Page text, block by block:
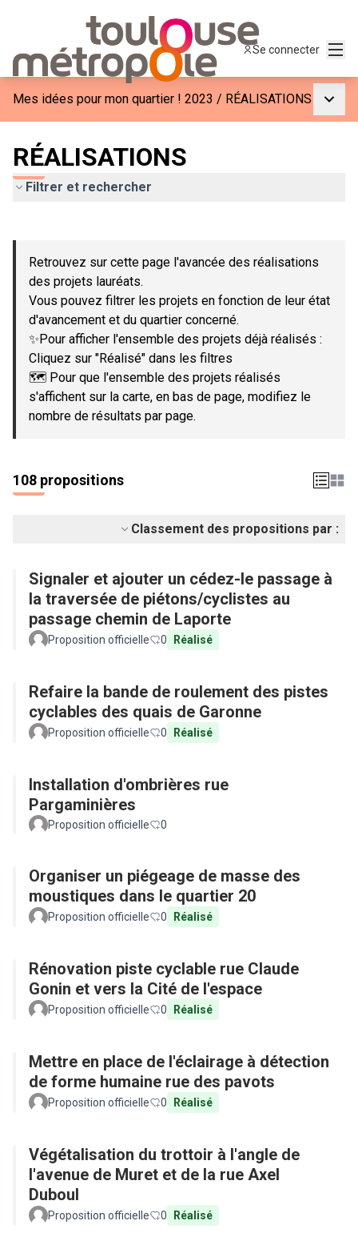
Se connecter
Mes idées pour mon quartier ! 2023 / RÉALISATIONS
RÉALISATIONS
Filtrer et rechercher
−
Retrouvez sur cette page l'avancée des réalisations
des projets lauréats.
Vous pouvez filtrer les projets en fonction de leur état
d'avancement et du quartier concerné.
✨Pour afficher l'ensemble des projets déjà réalisés :
Cliquez sur "Réalisé" dans les filtres
🗺️ Pour que l'ensemble des projets réalisés
s'affichent sur la carte, en bas de page, modifiez le
nombre de résultats par page.
108 propositions
Classement des propositions par :
Signaler et ajouter un cédez-le passage à
la traversée de piétons/cyclistes au
passage chemin de Laporte
Proposition officielle 0 Réalisé
Refaire la bande de roulement des pistes
cyclables des quais de Garonne
Proposition officielle 0 Réalisé
Installation d'ombrières rue
Pargaminières
Proposition officielle 0
Organiser un piégeage de masse des
moustiques dans le quartier 20
Proposition officielle 0 Réalisé
Rénovation piste cyclable rue Claude
Gonin et vers la Cité de l'espace
Proposition officielle 0 Réalisé
Mettre en place de l'éclairage à détection
de forme humaine rue des pavots
Proposition officielle 0 Réalisé
Végétalisation du trottoir à l'angle de
l'avenue de Muret et de la rue Axel
Duboul
Proposition officielle 0 Réalisé